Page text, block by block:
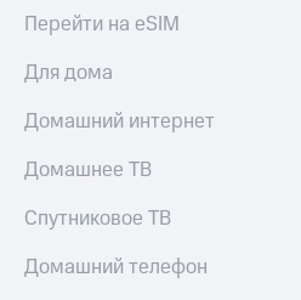
Перейти на eSIM
Для дома
Домашний интернет
Домашнее ТВ
Спутниковое ТВ
Домашний телефон